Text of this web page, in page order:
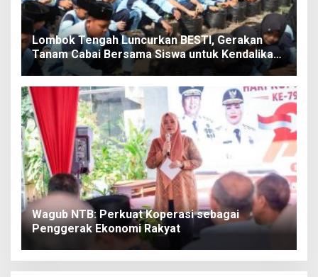
Lombok Tengah Luncurkan BESTI, Gerakan
Tanam Cabai Bersama Siswa untuk Kendalikan
Inflasi
Wagub NTB: Perkuat Koperasi sebagai
Penggerak Ekonomi Rakyat